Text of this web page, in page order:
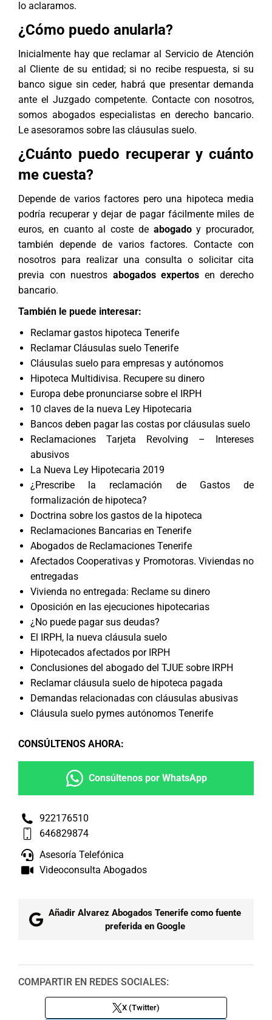
lo aclaramos.
¿Cómo puedo anularla?
Inicialmente hay que reclamar al Servicio de Atención
al Cliente de su entidad; si no recibe respuesta, si su
banco sigue sin ceder, habrá que presentar demanda
ante el Juzgado competente. Contacte con nosotros,
somos abogados especialistas enderecho bancario.
Le asesoramos sobre las cláusulas suelo.
¿Cuánto puedo recuperar y cuánto
me cuesta?
Depende de varios factores pero una hipoteca media
podría recuperar y dejar de pagar fácilmente miles de
euros, en cuanto al coste de abogadoy procurador,
también depende de varios factores. Contacte con
nosotros para realizar una consulta o solicitar cita
previa con nuestros abogados expertos en derecho
bancario.
También le puede interesar:
Reclamar gastos hipoteca Tenerife
Reclamar Cláusulas suelo Tenerife
Cláusulas suelo para empresas y autónomos
Hipoteca Multidivisa. Recupere su dinero
Europa debe pronunciarse sobre el IRPH
10 claves de la nueva Ley Hipotecaria
Bancos deben pagar las costas por cláusulas suelo
Reclamaciones Tarjeta Revolving – Intereses
abusivos
La Nueva Ley Hipotecaria 2019
¿Prescribe la reclamación de Gastos de
formalización de hipoteca?
Doctrina sobre los gastos de la hipoteca
Reclamaciones Bancarias en Tenerife
Abogados de Reclamaciones Tenerife
Afectados Cooperativas y Promotoras. Viviendas no
entregadas
Vivienda no entregada: Reclame su dinero
Oposición en las ejecuciones hipotecarias
¿No puede pagar sus deudas?
El IRPH, la nueva cláusula suelo
Hipotecados afectados por IRPH
Conclusiones del abogado del TJUE sobre IRPH
Reclamar cláusula suelo de hipoteca pagada
Demandas relacionadas con cláusulas abusivas
Cláusula suelo pymes autónomos Tenerife
CONSÚLTENOS AHORA:
Consúltenos por WhatsApp
922176510
646829874
Asesoría Telefónica
Videoconsulta Abogados
Añadir Alvarez Abogados Tenerife como fuente
preferida en Google
COMPARTIR EN REDES SOCIALES:
X (Twitter)